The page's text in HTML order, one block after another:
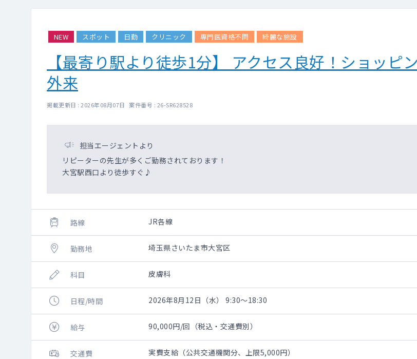
NEW スポット 日勤 クリニック 専門医資格不問 綺麗な施設
【最寄り駅より徒歩1分】 アクセス良好！ショッ
外来
掲載更新日 : 2026年08月07日 案件番号 : 26-SR628528
担当エージェントより
リピーターの先生が多くご勤務されております！
大宮駅西口より徒歩すぐ♪
路線 JR各線
勤務地 埼玉県さいたま市大宮区
科目 皮膚科
日程/時間 2026年8月12日（水） 9:30～18:30
給与 90,000円/回（税込・交通費別）
交通費 実費支給（公共交通機関分、上限5,000円）